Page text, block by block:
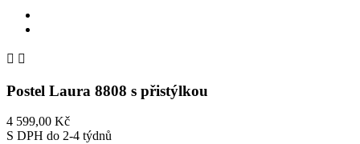
 
Postel Laura 8808 s přistýlkou
4 599,00 Kč
S DPH do 2-4 týdnů